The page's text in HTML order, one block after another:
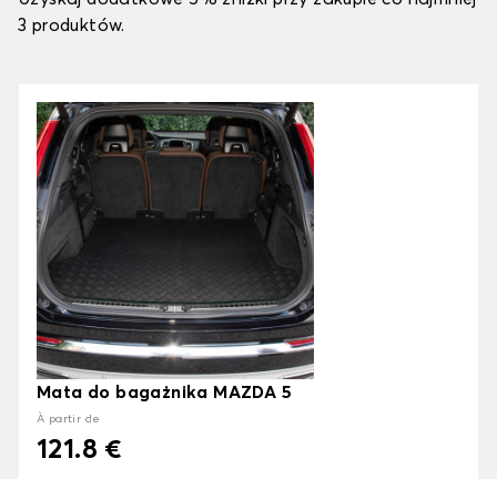
3 produktów.
Mata do bagażnika MAZDA 5
À partir de
121.8 €